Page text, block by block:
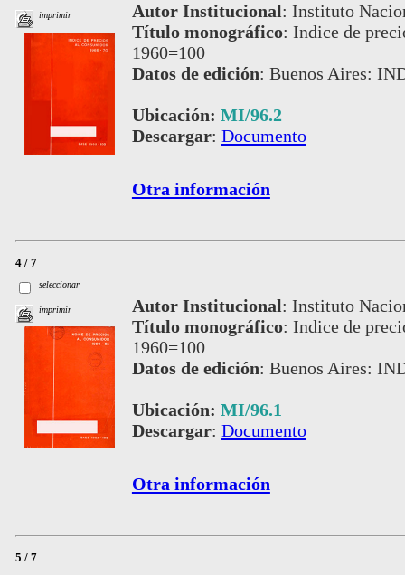
imprimir Autor Institucional: Instituto
Título monográfico: Indice de
1960=100
Datos de edición: Buenos Aires:
Ubicación: MI/96.2
Descargar: Documento
Otra información
4 / 7
seleccionar
imprimir Autor Institucional: Instituto
Título monográfico: Indice de
1960=100
Datos de edición: Buenos Aires:
Ubicación: MI/96.1
Descargar: Documento
Otra información
5 / 7